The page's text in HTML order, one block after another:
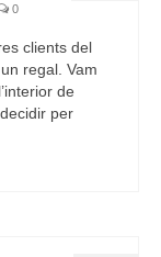
0
clients del
regal. Vam
de
per